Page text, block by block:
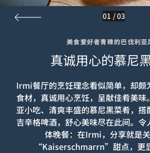
美食爱好者青睐的巴伐利亚
真诚用心的慕尼
Irmi餐厅的烹饪理念看似简单，却颇
食材，真诚用心烹饪，呈献佳肴美味
亚小吃、清爽丰盛的慕尼黑菜肴，
吉辛格啤酒，舒心美味尽在此间。令
体晚餐：在Irmi，分享就是
“Kaiserschmarrn”甜点，更
01 /03